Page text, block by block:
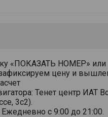
«ПОКАЗАТЬ НОМЕР» или
цену и
Тенет центр ИАТ
3с2).
с 9:00 до 21:00.